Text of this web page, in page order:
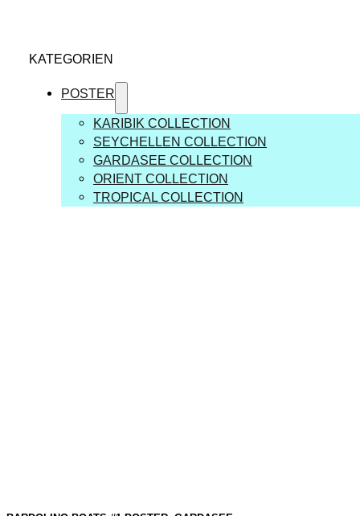
KATEGORIEN
POSTER
KARIBIK COLLECTION
SEYCHELLEN COLLECTION
GARDASEE COLLECTION
ORIENT COLLECTION
TROPICAL COLLECTION